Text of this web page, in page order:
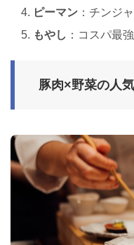
ピーマン ：チンジ
もやし ：コスパ最
豚肉×野菜の人